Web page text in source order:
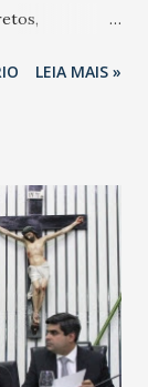
mas
LEIA MAIS »